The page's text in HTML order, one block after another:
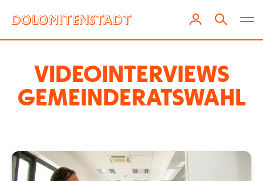
VIDEOINTERVIEWS
GEMEINDERATSWAHL